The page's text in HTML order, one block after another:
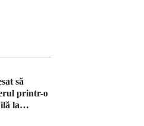
să
printr-o
la